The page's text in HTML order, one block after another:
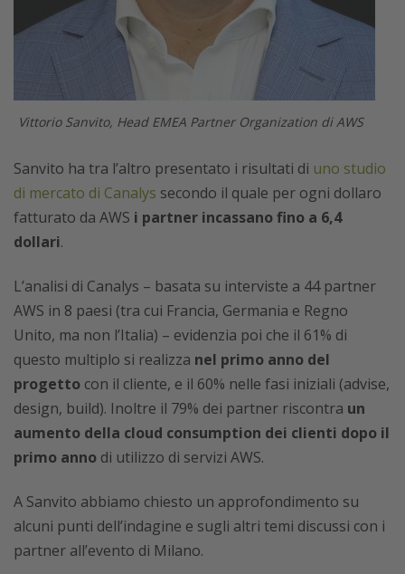
Vittorio Sanvito, Head EMEA Partner Organization di AWS
Sanvito ha tra l’altro presentato i risultati di uno studio
di mercato di Canalys secondo il quale per ogni dollaro
fatturato da AWS i partner incassano fino a 6,4
dollari.
L’analisi di Canalys – basata su interviste a 44 partner
AWS in 8 paesi (tra cui Francia, Germania e Regno
Unito, ma non l’Italia) – evidenzia poi che il 61% di
questo multiplo si realizza nel primo anno del
progetto con il cliente, e il 60% nelle fasi iniziali (advise,
design, build). Inoltre il 79% dei partner riscontra un
aumento della cloud consumption dei clienti dopo il
primo anno di utilizzo di servizi AWS.
A Sanvito abbiamo chiesto un approfondimento su
alcuni punti dell’indagine e sugli altri temi discussi con i
partner all’evento di Milano.